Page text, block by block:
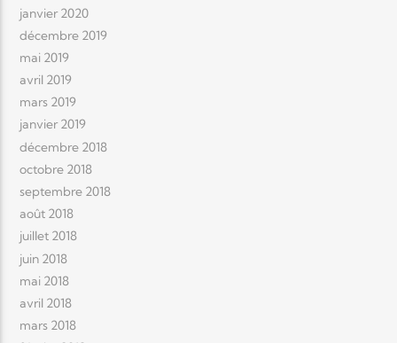
janvier 2020
décembre 2019
mai 2019
avril 2019
mars 2019
janvier 2019
décembre 2018
octobre 2018
septembre 2018
août 2018
juillet 2018
juin 2018
mai 2018
avril 2018
mars 2018